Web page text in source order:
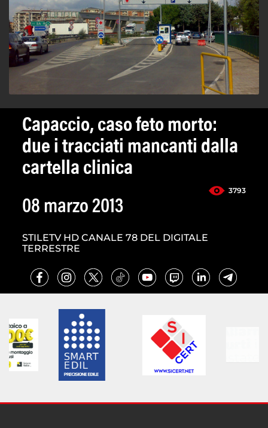
Capaccio, caso feto morto:
due i tracciati mancanti dalla
cartella clinica
3793
08 marzo 2013
STILETV HD CANALE 78 DEL DIGITALE
TERRESTRE